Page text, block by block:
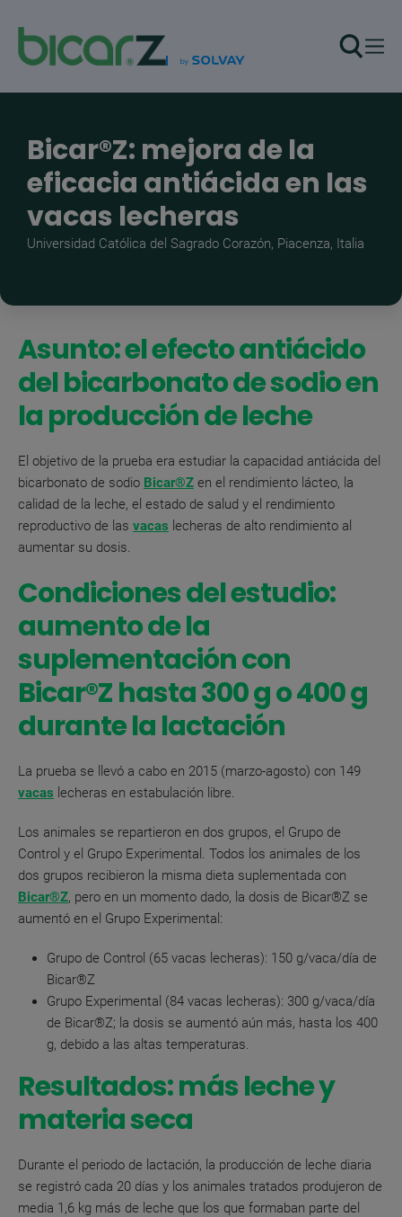
Pasar al contenido principal
Bicar®Z: mejora de la
eficacia antiácida en las
vacas lecheras
Universidad Católica del Sagrado Corazón, Piacenza, Italia
Asunto: el efecto antiácido
del bicarbonato de sodio en
la producción de leche
El objetivo de la prueba era estudiar la capacidad antiácida del
bicarbonato de sodio Bicar®Z en el rendimiento lácteo, la
calidad de la leche, el estado de salud y el rendimiento
reproductivo de las vacas lecheras de alto rendimiento al
aumentar su dosis.
Condiciones del estudio:
aumento de la
suplementación con
Bicar®Z hasta 300 g o 400 g
durante la lactación
La prueba se llevó a cabo en 2015 (marzo-agosto) con 149
vacas lecheras en estabulación libre.
Los animales se repartieron en dos grupos, el Grupo de
Control y el Grupo Experimental. Todos los animales de los
dos grupos recibieron la misma dieta suplementada con
Bicar®Z, pero en un momento dado, la dosis de Bicar®Z se
aumentó en el Grupo Experimental:
Grupo de Control (65 vacas lecheras): 150 g/vaca/día de
Bicar®Z
Grupo Experimental (84 vacas lecheras): 300 g/vaca/día
de Bicar®Z; la dosis se aumentó aún más, hasta los 400
g, debido a las altas temperaturas.
Resultados: más leche y
materia seca
Durante el periodo de lactación, la producción de leche diaria
se registró cada 20 días y los animales tratados produjeron de
media 1,6 kg más de leche que los que formaban parte del